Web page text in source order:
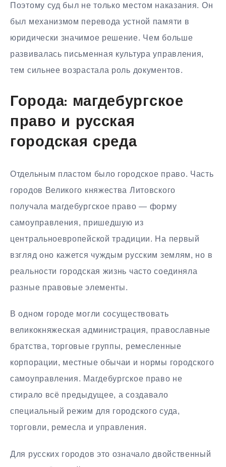
Поэтому суд был не только местом наказания. Он
был механизмом перевода устной памяти в
юридически значимое решение. Чем больше
развивалась письменная культура управления,
тем сильнее возрастала роль документов.
Города: магдебургское
право и русская
городская среда
Отдельным пластом было городское право. Часть
городов Великого княжества Литовского
получала магдебургское право — форму
самоуправления, пришедшую из
центральноевропейской традиции. На первый
взгляд оно кажется чуждым русским землям, но в
реальности городская жизнь часто соединяла
разные правовые элементы.
В одном городе могли сосуществовать
великокняжеская администрация, православные
братства, торговые группы, ремесленные
корпорации, местные обычаи и нормы городского
самоуправления. Магдебургское право не
стирало всё предыдущее, а создавало
специальный режим для городского суда,
торговли, ремесла и управления.
Для русских городов это означало двойственный